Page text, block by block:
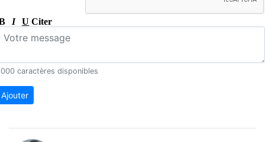
I U Citer
caractères disponibles
Ajouter